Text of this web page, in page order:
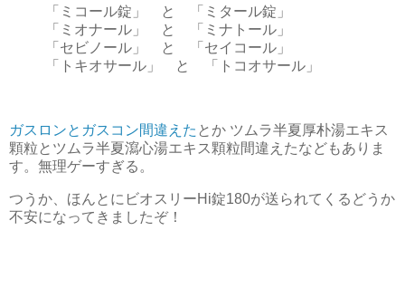
「ミコール錠」 と 「ミタール錠」
「ミオナール」 と 「ミナトール」
「セビノール」 と 「セイコール」
「トキオサール」 と 「トコオサール」
ガスロンとガスコン間違えた とか ツムラ半夏厚朴湯エキス
顆粒とツムラ半夏瀉心湯エキス顆粒間違えたなどもありま
す。無理ゲーすぎる。
つうか、ほんとにビオスリーHi錠180が送られてくるどうか
不安になってきましたぞ！